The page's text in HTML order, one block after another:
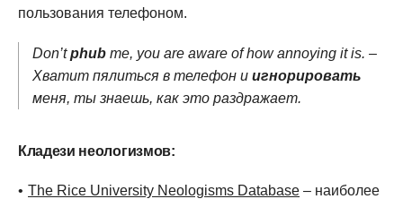
пользования телефоном.
Don’tphub me, you are aware of how annoying it is. –
Хватит пялиться в телефон и игнорировать
меня, ты знаешь, как это раздражает.
Кладези неологизмов:
The Rice University Neologisms Database – наиболее